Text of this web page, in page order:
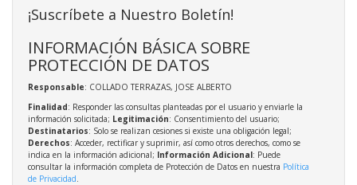
¡Suscríbete a Nuestro Boletín!
INFORMACIÓN BÁSICA SOBRE
PROTECCIÓN DE DATOS
Responsable: COLLADO TERRAZAS, JOSE ALBERTO
Finalidad: Responder las consultas planteadas por el usuario y enviarle la
información solicitada; Legitimación: Consentimiento del usuario;
Destinatarios: Solo se realizan cesiones si existe una obligación legal;
Derechos: Acceder, rectificar y suprimir, así como otros derechos, como se
indica en la información adicional; Información Adicional: Puede
consultar la información completa de Protección de Datos en nuestra Política
de Privacidad.